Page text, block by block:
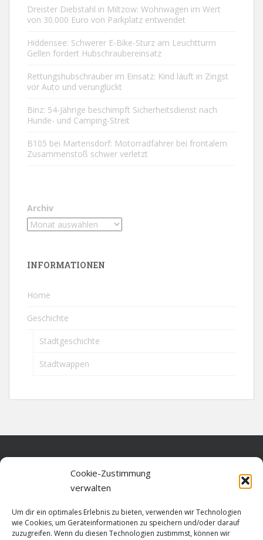
Cookie-Zustimmung
verwalten
Um dir ein optimales Erlebnis zu bieten, verwenden wir Technologien
wie Cookies, um Geräteinformationen zu speichern und/oder darauf
zuzugreifen. Wenn du diesen Technologien zustimmst, können wir
Dreister Diebstahl in Miltzow: Wohnwagen im Wert
von 30.000 Euro von Parkplatz entwendet
Hiddensee: Schwerer E-Bike-Sturz am Leuchtturm
Gellen fordert Hubschraubereinsatz
Rettungshubschrauber im Einsatz: Kind läuft in Zingst
vor Auto und verunglückt
Binz: 54-Jährige beschimpft Sicherheitsdienst nach
Hunde- und Camping-Streit
B105 bei Martensdorf: Motorradfahrer bei frontalem
Zusammenstoß schwer verletzt
Archiv
INFORMATIONEN
Home
Geschichte
Stadtgeschichte
Stadtwappen
Datenschutz